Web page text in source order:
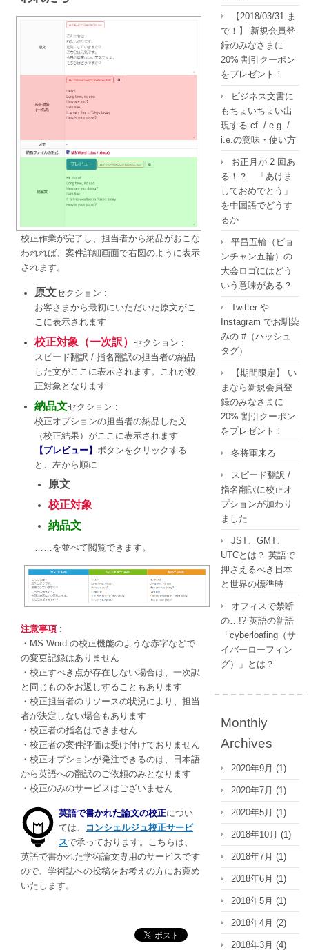
校正作業が完了し、担当者から納品がおこな
われれば、案件詳細画面で右図のように表示
されます。
原文セクション :
お客さまから最初にいただいた原文がこ
こに表示されます
校正対象（一次訳）
セクション :
スピード翻訳 / 指名翻訳の担当者の納品
した文がここに表示されます。これが校
正対象となります
納品文セクション :
校正オプションの担当者の納品した文
（校正結果）がここに表示されます
【プレビュー】 ボタンをクリックする
と、左から順に
原文
校正対象
納品文
……を並べて閲覧できます。
注意事項 :
・MS Word の校正機能のような赤字などで
の変更記録はありません
・校正すべき点が存在しない場合は、一次訳
と同じものをお返しすることもあります
・校正担当者のリソースの状況により、担当
者が決定しない場合もあります
・校正者の指名はできません
・校正者の案件評価は受け付けておりません
・校正オプションが発注できるのは、日本語
から英語への翻訳のご依頼のみとなります
・校正のみのサービスはございません
英語で書かれた論文の校正につい
ては、
コンシェルジュ校正サービ
スで承っております。こちらは、
英語で書かれた学術論文専用のサービスです
ので、学術誌への投稿をお考えの方にお薦め
いたします。
【2018/03/31 ま
で！】 新規会員登
録のみなさまに
20% 割引クーポン
をプレゼント！
ビジネス文書に
もちょいちょい出
現する cf. / e.g. /
i.e.の意味・使い方
お正月が 2 回あ
る！？ 「あけま
しておめでとう」
を中国語でどうす
るか
平昌五輪（ピョ
ンチャン五輪）の
大会ロゴにはどう
いう意味がある？
Twitter や
Instagram でお馴染
みの #（ハッシュ
タグ）
【期間限定】 い
まなら新規会員登
録のみなさまに
20% 割引クーポン
をプレゼント！
冬将軍来る
スピード翻訳 /
指名翻訳に校正オ
プションが加わり
ました
JST、GMT、
UTCとは？ 英語で
押さえるべき日本
と世界の標準時
オフィスで禁断
の…!? 英語の新語
「cyberloafing（サ
イバーローフィン
グ）」とは？
Monthly
Archives
2020年9月 (1)
2020年7月 (1)
2020年5月 (1)
2018年10月 (1)
2018年7月 (1)
2018年6月 (1)
2018年5月 (1)
2018年4月 (2)
2018年3月 (4)